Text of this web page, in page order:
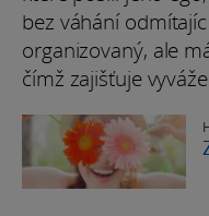
bez váhání
organizovaný, ale
čímž zajišťuje